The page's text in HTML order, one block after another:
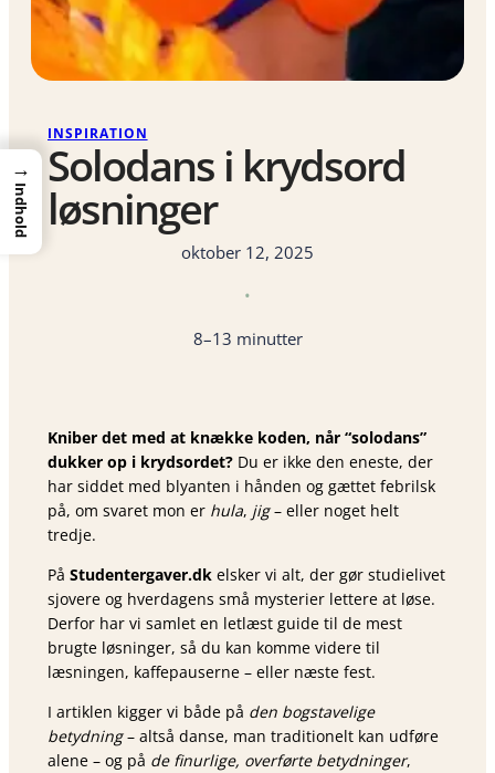
INSPIRATION
Solodans i krydsord
løsninger
oktober 12, 2025
•
8–13 minutter
Kniber det med at knække koden, når “solodans”
dukker op i krydsordet? Du er ikke den eneste, der
har siddet med blyanten i hånden og gættet febrilsk
på, om svaret mon er hula, jig– eller noget helt
tredje.
På Studentergaver.dk elsker vi alt, der gør studielivet
sjovere og hverdagens små mysterier lettere at løse.
Derfor har vi samlet en letlæst guide til de mest
brugte løsninger, så du kan komme videre til
læsningen, kaffepauserne – eller næste fest.
I artiklen kigger vi både på den bogstavelige
betydning– altså danse, man traditionelt kan udføre
alene – og på de finurlige, overførte betydninger,
→
Indhold